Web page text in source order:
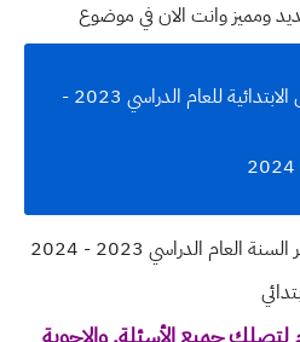
ومميز وانت الان في موضوع
خطة سنوية للمراحل الأولى الابتدائية للعام الدراسي 2023 -
2024
توزيع مفردات المنهج حسب اشهر السنة العام الدراسي 2023 - 2024
لتصلك جميع الأسئلة. والاجوبة